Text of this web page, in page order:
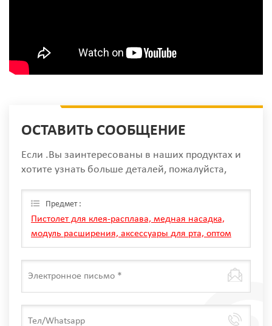
ОСТАВИТЬ СООБЩЕНИЕ
Если .Вы заинтересованы в наших продуктах и
хотите узнать больше деталей, пожалуйста,
только мы Can.
Предмет :
Пистолет для клея-расплава, медная насадка,
модуль расширения, аксессуары для рта, оптом